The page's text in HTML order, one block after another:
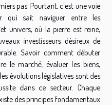
pas. Pourtant, c'est une voie
qui sait naviguer entre les
univers, où la pierre est reine,
investisseurs désireux de
Savoir comment débuter
le marché, évaluer les biens,
évolutions législatives sont des
dans ce secteur. Chaque
des principes fondamentaux